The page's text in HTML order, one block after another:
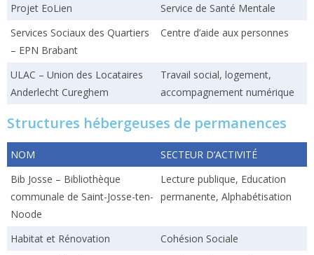
Projet EoLien
Service de Santé Mentale
Services Sociaux des Quartiers
– EPN Brabant
Centre d’aide aux personnes
ULAC – Union des Locataires
Anderlecht Cureghem
Travail social, logement,
accompagnement numérique
Structures hébergeuses de permanences
NOM
SECTEUR D’ACTIVITÉ
Bib Josse – Bibliothèque
communale de Saint-Josse-ten-
Noode
Lecture publique, Education
permanente, Alphabétisation
Habitat et Rénovation
Cohésion Sociale